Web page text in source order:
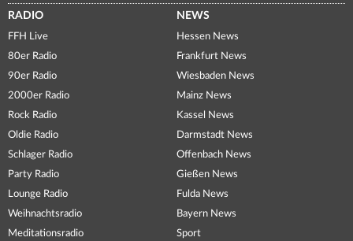
RADIO
FFH Live
80er Radio
90er Radio
2000er Radio
Rock Radio
Oldie Radio
Schlager Radio
Party Radio
Lounge Radio
Weihnachtsradio
Meditationsradio
NEWS
Hessen News
Frankfurt News
Wiesbaden News
Mainz News
Kassel News
Darmstadt News
Offenbach News
Gießen News
Fulda News
Bayern News
Sport